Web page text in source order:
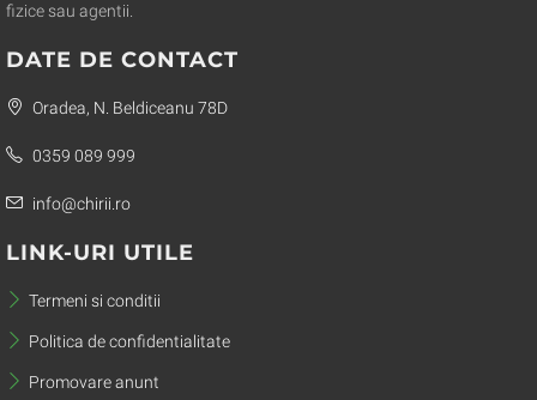
fizice sau agentii.
DATE DE CONTACT
Oradea, N. Beldiceanu 78D
0359 089 999
info@chirii.ro
LINK-URI UTILE
Termeni si conditii
Politica de confidentialitate
Promovare anunt